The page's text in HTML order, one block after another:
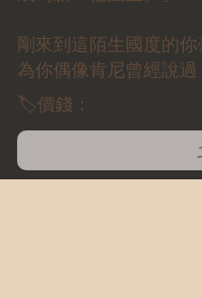
剛來到這陌生國度的
為你偶像肯尼曾經說過
🏷️價錢：